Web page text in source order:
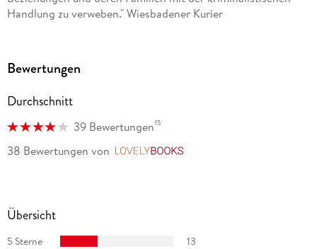
entstand die "Todesmelodie", die zu einem Bestseller wurde.
eroberten.
Handlung zu verweben." Wiesbadener Kurier
Bewertungen
Durchschnitt
39 Bewertungen15
38 Bewertungen von
Übersicht
5 Sterne
13